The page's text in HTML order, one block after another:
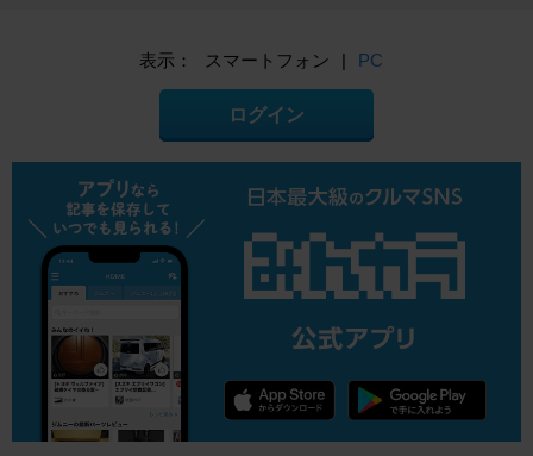
表示： スマートフォン | PC
ログイン